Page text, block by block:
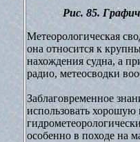
Рис. 85.
Метеорологическая
она относится к
нахождения судна, а
радио, метеосводки
Заблаговременное
использовать хорошую
особенно в походе на